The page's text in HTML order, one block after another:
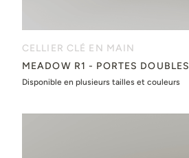
CELLIER CLÉ EN MAIN
MEADOW R1 - PORTES DOUBLES
Disponible en plusieurs tailles et couleurs